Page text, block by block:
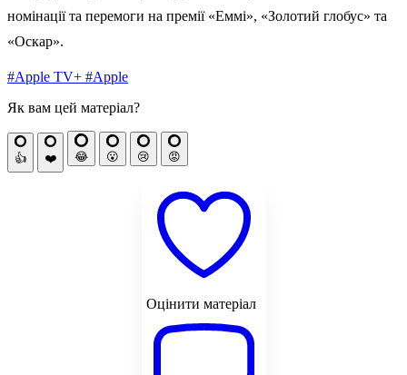
номінації та перемоги на премії «Еммі», «Золотий глобус» та
«Оскар».
#Apple TV+ #Apple
Як вам цей матеріал?
👍 ❤️ 😂 😮 😢 😡
Оцінити матеріал